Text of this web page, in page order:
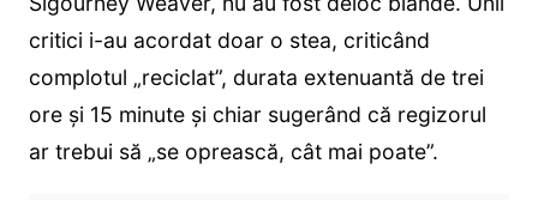
critici i-au acordat doar o stea, criticând
complotul „reciclat”, durata extenuantă de trei
ore și 15 minute și chiar sugerând că regizorul
ar trebui să „se oprească, cât mai poate”.